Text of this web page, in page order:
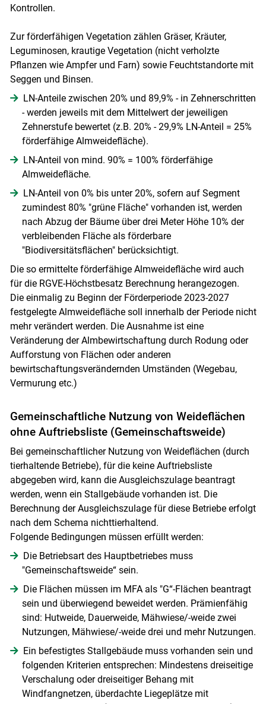
Kontrollen.
Zur förderfähigen Vegetation zählen Gräser, Kräuter,
Leguminosen, krautige Vegetation (nicht verholzte
Pflanzen wie Ampfer und Farn) sowie Feuchtstandorte mit
Seggen und Binsen.
LN-Anteile zwischen 20% und 89,9% - in Zehnerschritten
- werden jeweils mit dem Mittelwert der jeweiligen
Zehnerstufe bewertet (z.B. 20% - 29,9% LN-Anteil = 25%
förderfähige Almweidefläche).
LN-Anteil von mind. 90% = 100% förderfähige
Almweidefläche.
LN-Anteil von 0% bis unter 20%, sofern auf Segment
zumindest 80% "grüne Fläche" vorhanden ist, werden
nach Abzug der Bäume über drei Meter Höhe 10% der
verbleibenden Fläche als förderbare
"Biodiversitätsflächen" berücksichtigt.
Die so ermittelte förderfähige Almweidefläche wird auch
für die RGVE-Höchstbesatz Berechnung herangezogen.
Die einmalig zu Beginn der Förderperiode 2023-2027
festgelegte Almweidefläche soll innerhalb der Periode nicht
mehr verändert werden. Die Ausnahme ist eine
Veränderung der Almbewirtschaftung durch Rodung oder
Aufforstung von Flächen oder anderen
bewirtschaftungsverändernden Umständen (Wegebau,
Vermurung etc.)
Gemeinschaftliche Nutzung von Weideflächen
ohne Auftriebsliste (Gemeinschaftsweide)
Bei gemeinschaftlicher Nutzung von Weideflächen (durch
tierhaltende Betriebe), für die keine Auftriebsliste
abgegeben wird, kann die Ausgleichszulage beantragt
werden, wenn ein Stallgebäude vorhanden ist. Die
Berechnung der Ausgleichszulage für diese Betriebe erfolgt
nach dem Schema nichttierhaltend.
Folgende Bedingungen müssen erfüllt werden:
Die Betriebsart des Hauptbetriebes muss
"Gemeinschaftsweide“ sein.
Die Flächen müssen im MFA als "G“-Flächen beantragt
sein und überwiegend beweidet werden. Prämienfähig
sind: Hutweide, Dauerweide, Mähwiese/-weide zwei
Nutzungen, Mähwiese/-weide drei und mehr Nutzungen.
Ein befestigtes Stallgebäude muss vorhanden sein und
folgenden Kriterien entsprechen: Mindestens dreiseitige
Verschalung oder dreiseitiger Behang mit
Windfangnetzen, überdachte Liegeplätze mit